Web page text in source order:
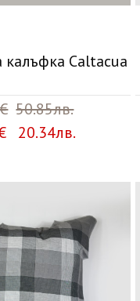
Caltacua
50.85лв.
20.34лв.